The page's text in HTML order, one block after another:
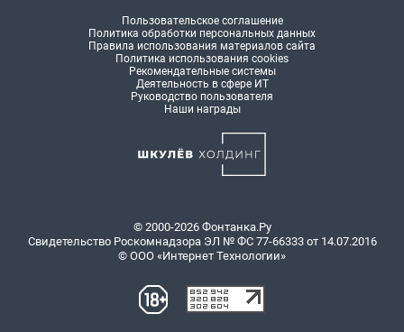
Пользовательское соглашение
Политика обработки персональных данных
Правила использования материалов сайта
Политика использования cookies
Рекомендательные системы
Деятельность в сфере ИТ
Руководство пользователя
Наши награды
© 2000-2026 Фонтанка.Ру
Свидетельство Роскомнадзора ЭЛ № ФС 77-66333 от 14.07.2016
© ООО «Интернет Технологии»